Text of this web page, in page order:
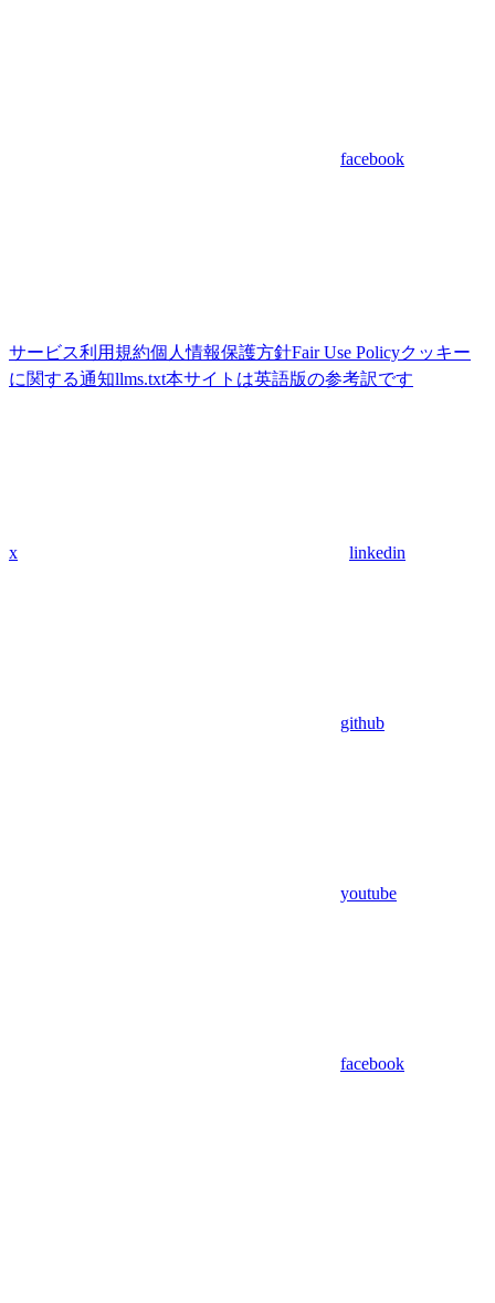
facebook
サービス利用規約個人情報保護方針Fair Use Policyクッキー
に関する通知llms.txt本サイトは英語版の参考訳です
x linkedin
github
youtube
facebook